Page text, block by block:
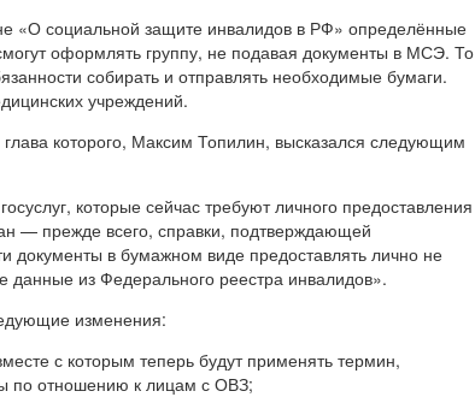
«О социальной защите инвалидов в РФ» определённые
оформлять группу, не подавая документы в МСЭ. То
собирать и отправлять необходимые бумаги.
учреждений.
которого, Максим Топилин, высказался следующим
которые сейчас требуют личного предоставления
— прежде всего, справки, подтверждающей
документы в бумажном виде предоставлять лично не
данные из Федерального реестра инвалидов».
изменения:
с которым теперь будут применять термин,
по отношению к лицам с ОВЗ;